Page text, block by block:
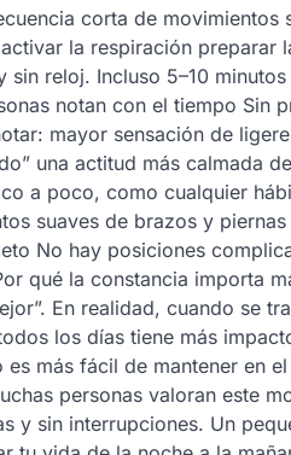
corta de movimientos
la respiración preparar
reloj. Incluso 5–10
notan con el tiempo Sin
mayor sensación de
una actitud más calmada
a poco, como cualquier
suaves de brazos y
No hay posiciones
qué la constancia importa
En realidad, cuando se
los días tiene más
más fácil de mantener en
personas valoran este
y sin interrupciones. Un